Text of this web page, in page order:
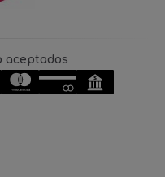
aceptados